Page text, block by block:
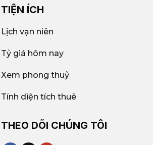
TIỆN ÍCH
Lịch vạn niên
Tỷ giá hôm nay
Xem phong thuỷ
Tính diện tích thuê
THEO DÕI CHÚNG TÔI